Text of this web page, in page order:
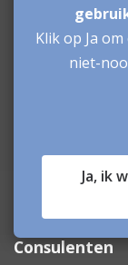
Bronnen &
Consulenten
Klik op Ja
niet-
Ja, ik